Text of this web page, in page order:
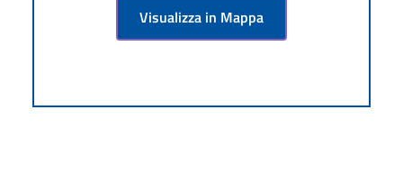
Visualizza in Mappa